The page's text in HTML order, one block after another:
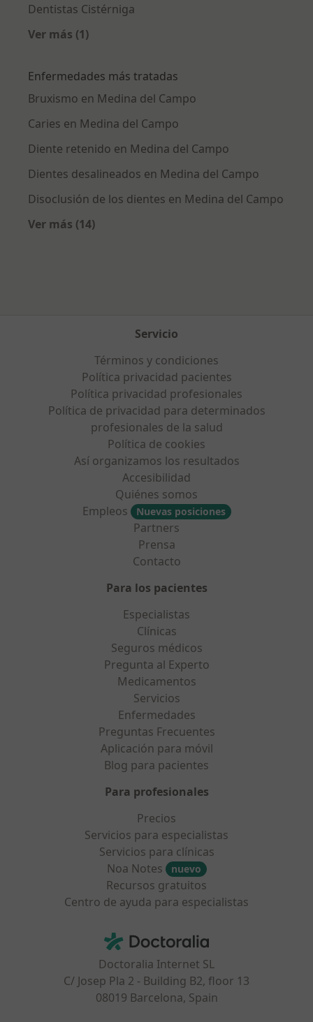
Dentistas Cistérniga
Ver más (1)
Enfermedades más tratadas
Bruxismo en Medina del Campo
Caries en Medina del Campo
Diente retenido en Medina del Campo
Dientes desalineados en Medina del Campo
Disoclusión de los dientes en Medina del Campo
Ver más (14)
Servicio
Términos y condiciones
Política privacidad pacientes
Política privacidad profesionales
Política de privacidad para determinados
profesionales de la salud
Política de cookies
Así organizamos los resultados
Accesibilidad
Quiénes somos
Empleos
Nuevas posiciones
Partners
Prensa
Contacto
Para los pacientes
Especialistas
Clínicas
Seguros médicos
Pregunta al Experto
Medicamentos
Servicios
Enfermedades
Preguntas Frecuentes
Aplicación para móvil
Blog para pacientes
Para profesionales
Precios
Servicios para especialistas
Servicios para clínicas
Noa Notes
nuevo
Recursos gratuitos
Centro de ayuda para especialistas
Doctoralia - Página de inicio
Doctoralia Internet SL
C/ Josep Pla 2 - Building B2, floor 13
08019 Barcelona, Spain